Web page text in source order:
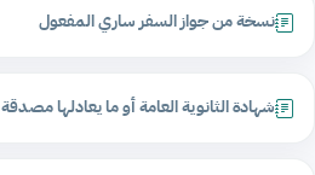
نسخة من جواز السفر ساري المفعول
شهادة الثانوية العامة أو ما يعادلها مصدقة